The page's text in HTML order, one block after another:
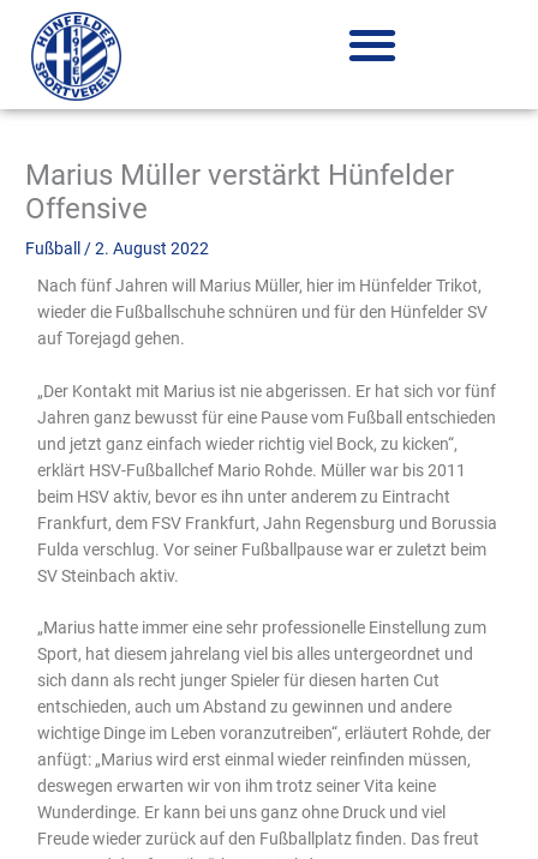
Inhalt
springen
Marius Müller verstärkt Hünfelder
Offensive
Fußball /2. August 2022
Nach fünf Jahren will Marius Müller, hier im Hünfelder Trikot,
wieder die Fußballschuhe schnüren und für den Hünfelder SV
auf Torejagd gehen.
„Der Kontakt mit Marius ist nie abgerissen. Er hat sich vor fünf
Jahren ganz bewusst für eine Pause vom Fußball entschieden
und jetzt ganz einfach wieder richtig viel Bock, zu kicken“,
erklärt HSV-Fußballchef Mario Rohde. Müller war bis 2011
beim HSV aktiv, bevor es ihn unter anderem zu Eintracht
Frankfurt, dem FSV Frankfurt, Jahn Regensburg und Borussia
Fulda verschlug. Vor seiner Fußballpause war er zuletzt beim
SV Steinbach aktiv.
„Marius hatte immer eine sehr professionelle Einstellung zum
Sport, hat diesem jahrelang viel bis alles untergeordnet und
sich dann als recht junger Spieler für diesen harten Cut
entschieden, auch um Abstand zu gewinnen und andere
wichtige Dinge im Leben voranzutreiben“, erläutert Rohde, der
anfügt: „Marius wird erst einmal wieder reinfinden müssen,
deswegen erwarten wir von ihm trotz seiner Vita keine
Wunderdinge. Er kann bei uns ganz ohne Druck und viel
Freude wieder zurück auf den Fußballplatz finden. Das freut